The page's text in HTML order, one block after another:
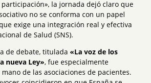
la jornada dejó claro que
no se conforma con un papel
exige una integración real y efectiva
de Salud (SNS).
de debate, titulada «La voz de los
nueva Ley», fue especialmente
de las asociaciones de pacientes.